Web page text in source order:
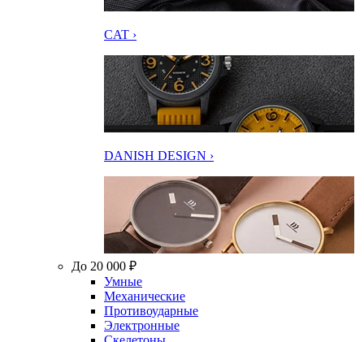
CAT ›
DANISH DESIGN ›
До 20 000 ₽
Умные
Механические
Противоударные
Электронные